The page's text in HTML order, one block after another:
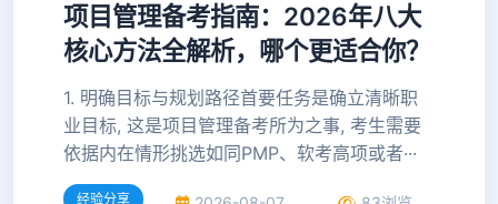
项目管理备考指南：2026年八大
核心方法全解析，哪个更适合你？
1. 明确目标与规划路径首要任务是确立清晰职
业目标, 这是项目管理备考所为之事, 考生需要
依据内在情形挑选如同PMP、软考高项或者···
经验分享